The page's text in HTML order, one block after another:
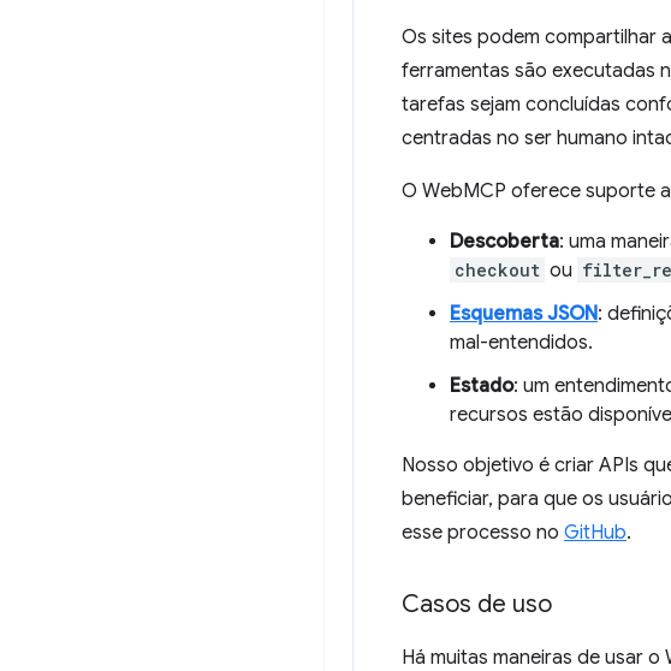
Os sites podem compartilhar
ferramentas são executadas
tarefas sejam concluídas
centradas no ser humano
O WebMCP oferece suporte
Descoberta: uma
checkout ou
Esquemas JSON:
mal-entendidos.
Estado: um
recursos estão
Nosso objetivo é criar APIs
beneficiar, para que os
esse processo no GitHub.
Casos de uso
Há muitas maneiras de usar o